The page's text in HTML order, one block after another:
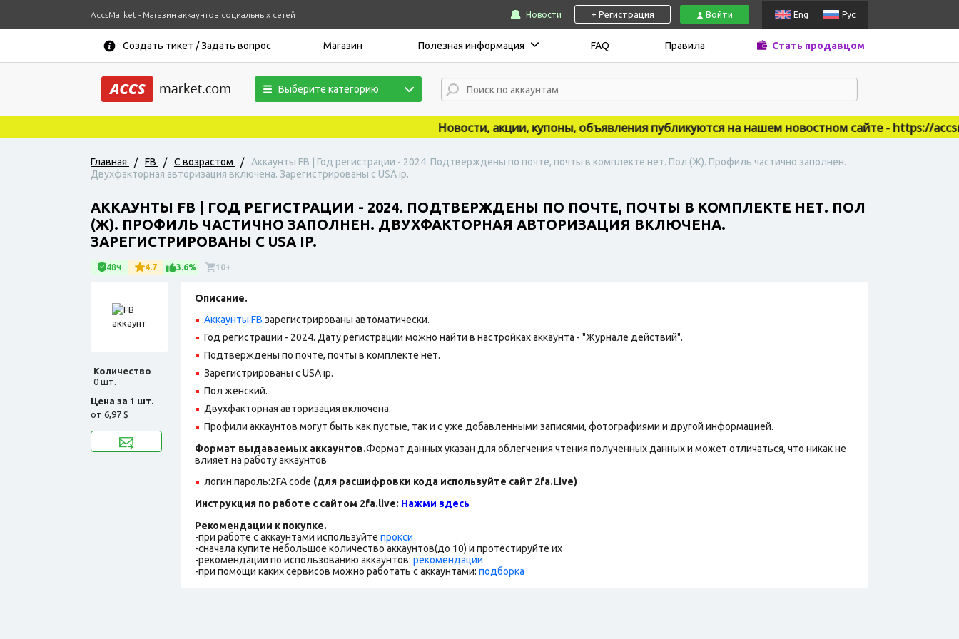
AccsMarket - Магазин аккаунтов социальных сетей Новости + Регистрация Войти Eng Рус
Создать тикет / Задать вопрос Магазин Полезная информация FAQ Правила Стать продавцом
Выберите категорию
Новости, акции, купоны, объявления публикуются на нашем новостном сайте - https://
Главная / FB / С возрастом /
Аккаунты FB | Год регистрации - 2024. Подтверждены по почте, почты в комплекте нет. Пол (Ж). Профиль частично заполнен.
Двухфакторная авторизация включена. Зарегистрированы с USA ip.
АККАУНТЫ FB | ГОД РЕГИСТРАЦИИ - 2024. ПОДТВЕРЖДЕНЫ ПО ПОЧТЕ, ПОЧТЫ В КОМПЛЕКТЕ НЕТ. ПОЛ
(Ж). ПРОФИЛЬ ЧАСТИЧНО ЗАПОЛНЕН. ДВУХФАКТОРНАЯ АВТОРИЗАЦИЯ ВКЛЮЧЕНА.
ЗАРЕГИСТРИРОВАНЫ С USA IP.
48ч 4.7 3.6% 10+
Количество
0 шт.
Цена за 1 шт.
от 6,97 $
Описание.
Аккаунты FB зарегистрированы автоматически.
Год регистрации - 2024. Дату регистрации можно найти в настройках аккаунта - "Журнале действий".
Подтверждены по почте, почты в комплекте нет.
Зарегистрированы с USA ip.
Пол женский.
Двухфакторная авторизация включена.
Профили аккаунтов могут быть как пустые, так и с уже добавленными записями, фотографиями и другой информацией.
Формат выдаваемых аккаунтов.Формат данных указан для облегчения чтения полученных данных и может отличаться, что никак не
влияет на работу аккаунтов
логин:пароль:2FAcode (для расшифровки кода используйте сайт 2fa.Live)
Инструкция по работе с сайтом 2fa.live: Нажми здесь
Рекомендации к покупке.
-при работе с аккаунтами используйте прокси
-сначала купите небольшое количество аккаунтов(до 10) и протестируйте их
-рекомендации по использованию аккаунтов: рекомендации
-при помощи каких сервисов можно работать с аккаунтами: подборка